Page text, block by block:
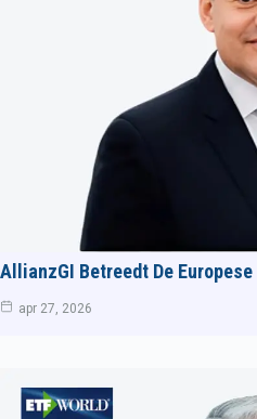
AllianzGI Betreedt De
apr 27, 2026